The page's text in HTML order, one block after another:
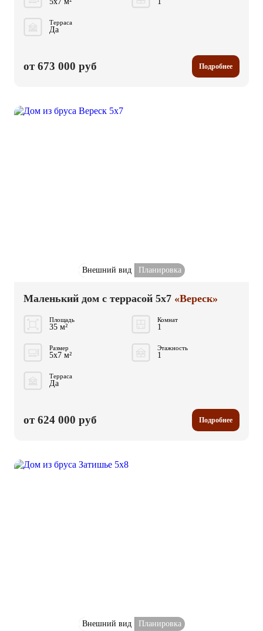
Терраса
Да
от 673 000 руб Подробнее
Внешний вид Планировка
Маленький дом с террасой 5x7 «Вереск»
Площадь
35 м²
Комнат
1
Размер
5x7 м²
Этажность
1
Терраса
Да
от 624 000 руб Подробнее
Внешний вид Планировка